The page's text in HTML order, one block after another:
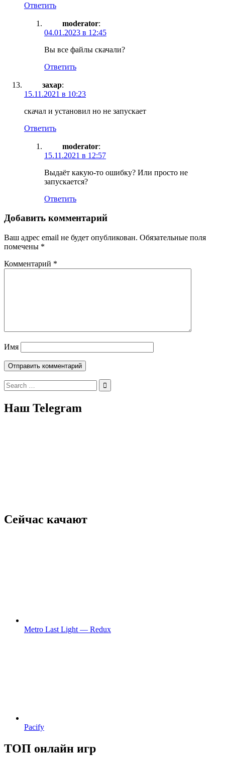
Ответить
moderator:
04.01.2023 в 12:45
Вы все файлы скачали?
Ответить
захар:
15.11.2021 в 10:23
скачал и установил но не запускает
Ответить
moderator:
15.11.2021 в 12:57
Выдаёт какую-то ошибку? Или просто не
запускается?
Ответить
Добавить комментарий
Ваш адрес email не будет опубликован. Обязательные поля
помечены *
Комментарий *
Имя
Search
for:
Наш Telegram
Сейчас качают
Metro Last Light — Redux
Pacify
ТОП онлайн игр